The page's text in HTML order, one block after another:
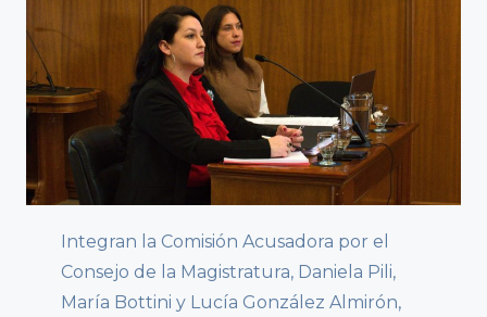
Integran la Comisión Acusadora por el
Consejo de la Magistratura, Daniela Pili,
María Bottini y Lucía González Almirón,